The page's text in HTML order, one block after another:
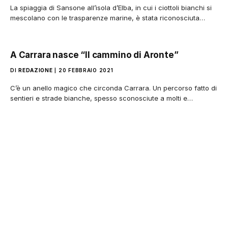
La spiaggia di Sansone all’isola d’Elba, in cui i ciottoli bianchi si
mescolano con le trasparenze marine, è stata riconosciuta…
A Carrara nasce “Il cammino di Aronte”
DI REDAZIONE 20 FEBBRAIO 2021
C’è un anello magico che circonda Carrara. Un percorso fatto di
sentieri e strade bianche, spesso sconosciute a molti e…